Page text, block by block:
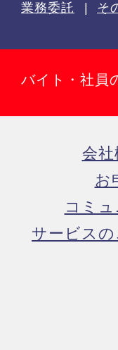
業務委託
そ
バイト・社員
会社
お
コミ
サービスの